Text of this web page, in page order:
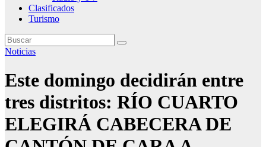
Clasificados
Turismo
Noticias
Este domingo decidirán entre
tres distritos: RÍO CUARTO
ELEGIRÁ CABECERA DE